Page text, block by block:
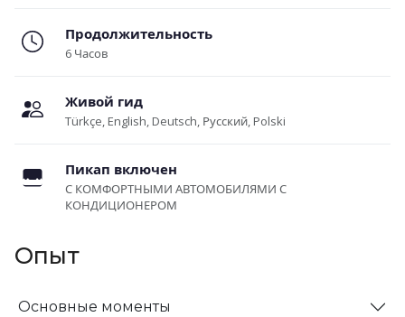
Продолжительность
6 Часов
Живой гид
Türkçe, English, Deutsch, Русский, Polski
Пикап включен
С КОМФОРТНЫМИ АВТОМОБИЛЯМИ С
КОНДИЦИОНЕРОМ
Опыт
Основные моменты